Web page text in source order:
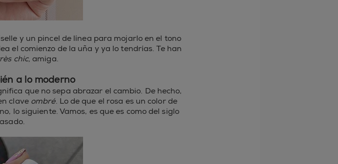
y un pincel de línea para mojarlo en el tono
el comienzo de la uña y ya lo tendrías. Te han
chic, amiga.
a lo moderno
que no sepa abrazar el cambio. De hecho,
clave ombré. Lo de que el rosa es un color de
lo siguiente. Vamos, es que es como del siglo